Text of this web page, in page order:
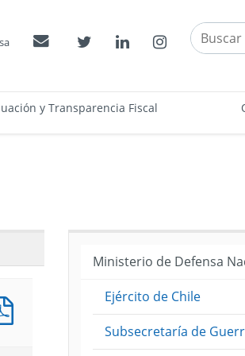
y Transparencia Fiscal
Contactos Twitter LinkedinInstagram
Ministerio de Defensa
Ejército de Chile
Subsecretaría de